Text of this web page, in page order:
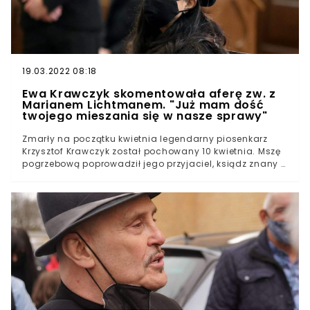
19.03.2022 08:18
Ewa Krawczyk skomentowała aferę zw. z
Marianem Lichtmanem. "Już mam dość
twojego mieszania się w nasze sprawy"
Zmarły na początku kwietnia legendarny piosenkarz
Krzysztof Krawczyk został pochowany 10 kwietnia. Mszę
pogrzebową poprowadził jego przyjaciel, ksiądz znany z
Archikatedralnej Św. Stanisława Kostki w Łodzi biskup
Długosz zwrócił uwagę na trudną sytuację, w jakiej po
śmierci artysty znalazła się jego żona Ewa.- Dzisiaj
płaczę razem z Ewą, która zdała egzamin z miłości do
męża - stwierdził duchowny, przywołując słowa
skierowane do Ewa Krawczyk słowa piosenki "Bo jesteś
ty".Krzysztof Krawczyk został pochowany na cmentarzu
w Grotnikach - rodzinnej wsi nieopodal Łodzi. Zgodnie z
jego ostatnią wolą do trumny włożono jego mikrofon